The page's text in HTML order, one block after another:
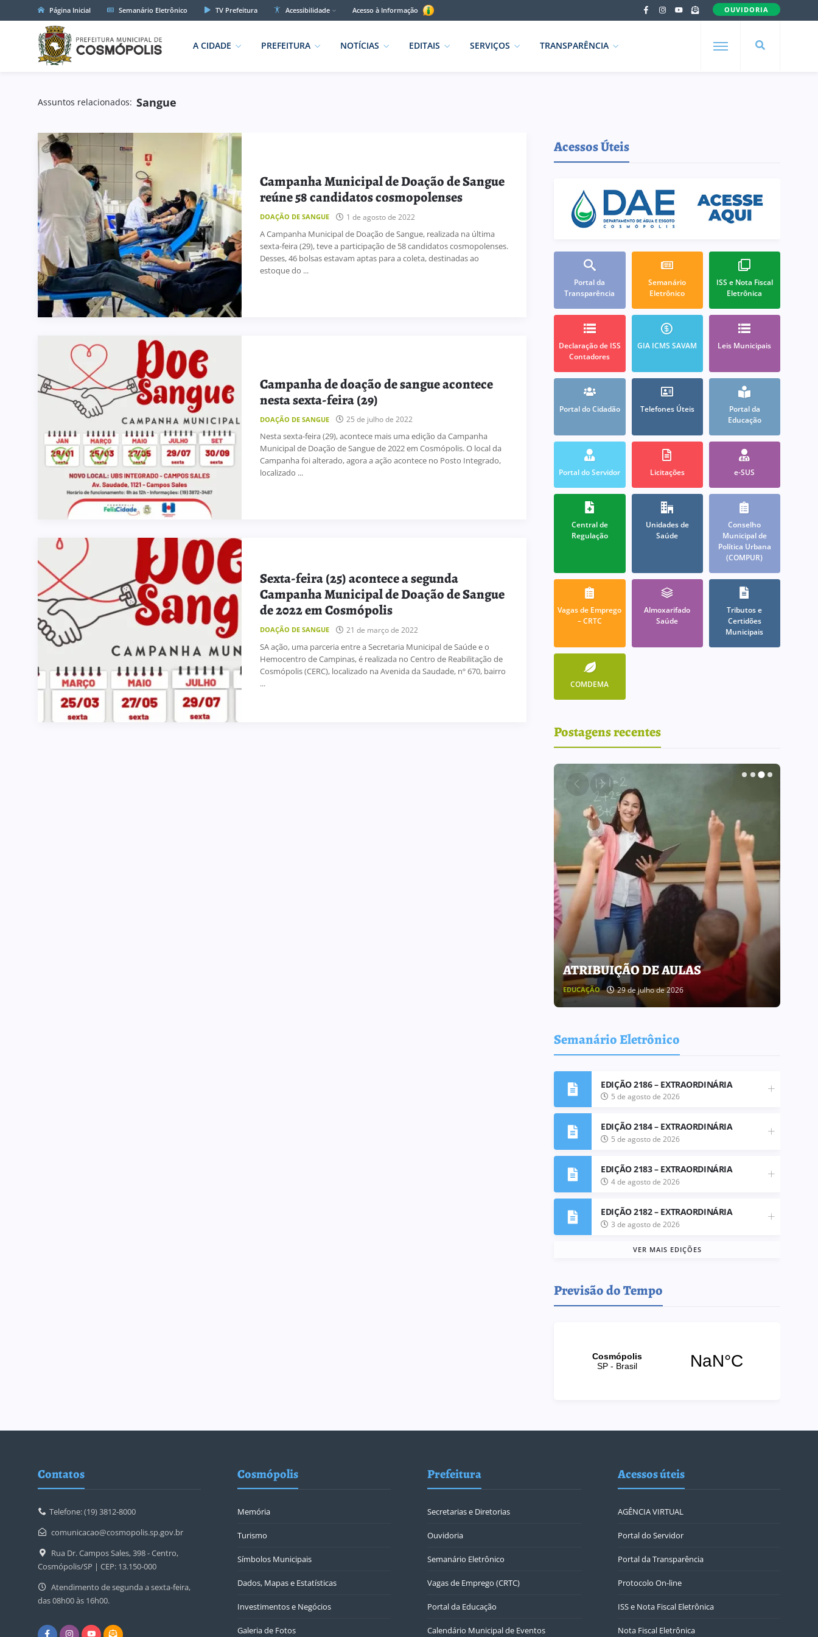
Página Inicial Semanário Eletrônico TV Prefeitura Acessibilidade Acesso à Informação OUVIDORIA
A CIDADE PREFEITURA NOTÍCIAS EDITAIS SERVIÇOS TRANSPARÊNCIA
Assuntos relacionados: Sangue
Campanha Municipal de Doação de Sangue
reúne 58 candidatos cosmopolenses
DOAÇÃO DE SANGUE 1 de agosto de 2022
A Campanha Municipal de Doação de Sangue, realizada na última
sexta-feira (29), teve a participação de 58 candidatos cosmopolenses.
Desses, 46 bolsas estavam aptas para a coleta, destinadas ao
estoque do ...
Campanha de doação de sangue acontece
nesta sexta-feira (29)
DOAÇÃO DE SANGUE 25 de julho de 2022
Nesta sexta-feira (29), acontece mais uma edição da Campanha
Municipal de Doação de Sangue de 2022 em Cosmópolis. O local da
Campanha foi alterado, agora a ação acontece no Posto Integrado,
localizado ...
Sexta-feira (25) acontece a segunda
Campanha Municipal de Doação de Sangue
de 2022 em Cosmópolis
DOAÇÃO DE SANGUE 21 de março de 2022
SA ação, uma parceria entre a Secretaria Municipal de Saúde e o
Hemocentro de Campinas, é realizada no Centro de Reabilitação de
Cosmópolis (CERC), localizado na Avenida da Saudade, nº 670, bairro
...
Acessos Úteis
Portal da
Transparência
Semanário
Eletrônico
ISS e Nota Fiscal
Eletrônica
Declaração de ISS
Contadores
GIA ICMS SAVAM Leis Municipais
Portal do Cidadão Telefones Úteis
Portal da
Educação
Portal do Servidor Licitações e-SUS
Central de
Regulação
Unidades de
Saúde
Conselho
Municipal de
Política Urbana
(COMPUR)
Vagas de Emprego
– CRTC
Almoxarifado
Saúde
Tributos e
Certidões
Municipais
COMDEMA
Postagens recentes
ATRIBUIÇÃO DE AULAS
EDUCAÇÃO 29 de julho de 2026
Semanário Eletrônico
EDIÇÃO 2186 – EXTRAORDINÁRIA
5 de agosto de 2026
EDIÇÃO 2184 – EXTRAORDINÁRIA
5 de agosto de 2026
EDIÇÃO 2183 – EXTRAORDINÁRIA
4 de agosto de 2026
EDIÇÃO 2182 – EXTRAORDINÁRIA
3 de agosto de 2026
VER MAIS EDIÇÕES
Previsão do Tempo
Contatos
Telefone: (19) 3812-8000
comunicacao@cosmopolis.sp.gov.br
Rua Dr. Campos Sales, 398 - Centro,
Cosmópolis/SP | CEP: 13.150-000
Atendimento de segunda a sexta-feira,
das 08h00 às 16h00.
Cosmópolis
Memória
Turismo
Símbolos Municipais
Dados, Mapas e Estatísticas
Investimentos e Negócios
Galeria de Fotos
Prefeitura
Secretarias e Diretorias
Ouvidoria
Semanário Eletrônico
Vagas de Emprego (CRTC)
Portal da Educação
Calendário Municipal de Eventos
Acessos úteis
AGÊNCIA VIRTUAL
Portal do Servidor
Portal da Transparência
Protocolo On-line
ISS e Nota Fiscal Eletrônica
Nota Fiscal Eletrônica